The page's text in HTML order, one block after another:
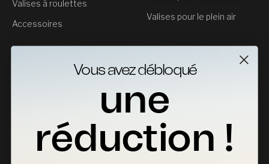
Valises à roulettes
Accessoires
Valises pour le plein air
Fiches Techniques
Où acheter
Vous avez débloqué
une
réduction !